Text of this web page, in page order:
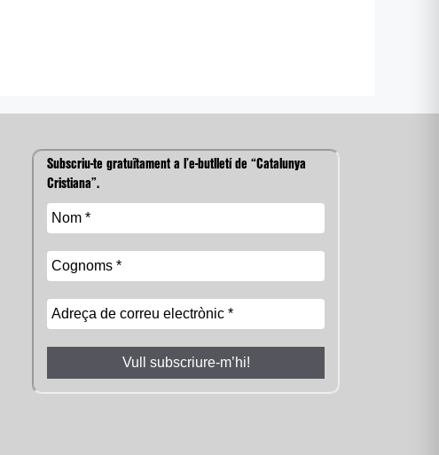
Subscriu-te gratuïtament a l’e-butlletí de “Catalunya
Cristiana”.